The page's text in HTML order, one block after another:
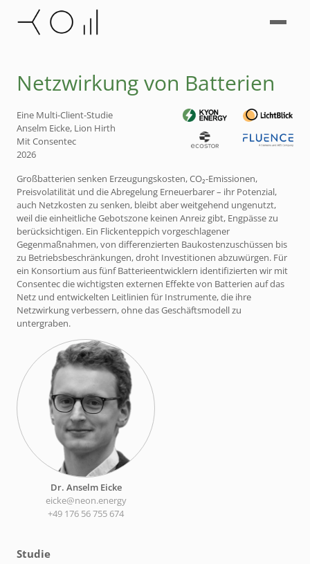
Netzwirkung von Batterien
Eine Multi-Client-Studie
Anselm Eicke, Lion Hirth
Mit Consentec
2026
Großbatterien senken Erzeugungskosten, CO₂-Emissionen,
Preisvolatilität und die Abregelung Erneuerbarer – ihr Potenzial,
auch Netzkosten zu senken, bleibt aber weitgehend ungenutzt,
weil die einheitliche Gebotszone keinen Anreiz gibt, Engpässe zu
berücksichtigen. Ein Flickenteppich vorgeschlagener
Gegenmaßnahmen, von differenzierten Baukostenzuschüssen bis
zu Betriebsbeschränkungen, droht Investitionen abzuwürgen. Für
ein Konsortium aus fünf Batterieentwicklern identifizierten wir mit
Consentec die wichtigsten externen Effekte von Batterien auf das
Netz und entwickelten Leitlinien für Instrumente, die ihre
Netzwirkung verbessern, ohne das Geschäftsmodell zu
untergraben.
Dr. Anselm Eicke
eicke@neon.energy
+49 176 56 755 674
Studie